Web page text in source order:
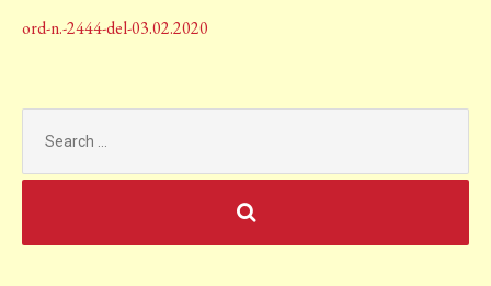
ord-n.-2444-del-03.02.2020
for: